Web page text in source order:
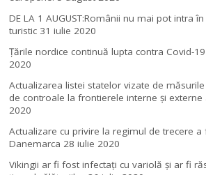
DE LA 1 AUGUST:Românii nu mai pot intra
turistic 31 iulie 2020
Țările nordice continuă lupta contra Covid-
2020
Actualizarea listei statelor vizate de
de controale la frontierele interne și externe
2020
Actualizare cu privire la regimul de trecere a
Danemarca 28 iulie 2020
Vikingii ar fi fost infectaţi cu variolă şi ar fi